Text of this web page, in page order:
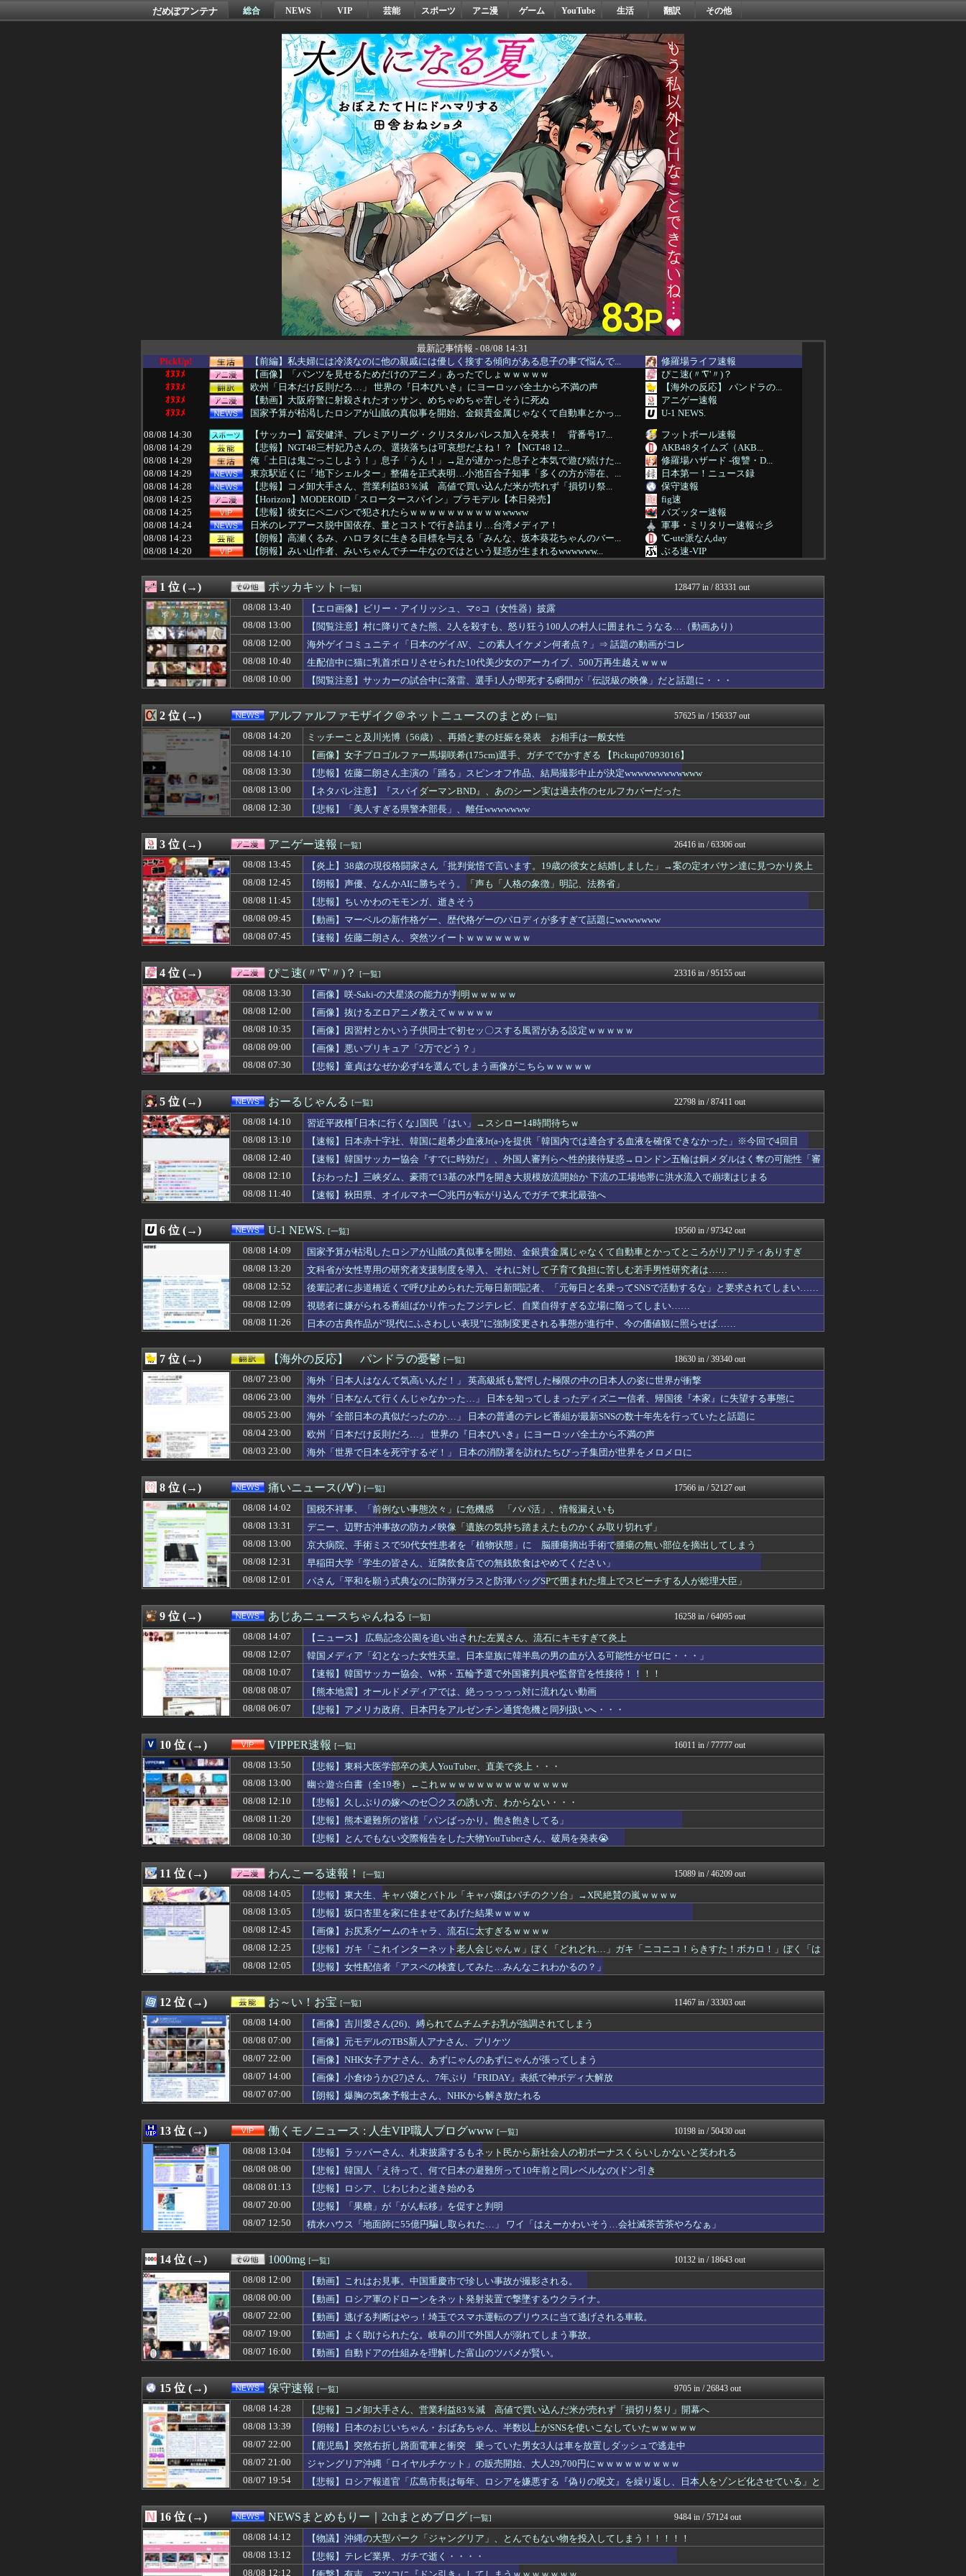
だめぽアンテナ 総合 NEWS VIP 芸能 スポーツ アニ漫 ゲーム YouTube 生活 翻訳 その他
最新記事情報 - 08/08 14:31
PickUp!
【前編】私夫婦には冷淡なのに他の親戚には優しく接する傾向がある息子の事で悩んで...
修羅場ライフ速報
ｵﾇﾇﾒ
【画像】「パンツを見せるためだけのアニメ」あったでしょｗｗｗｗｗ
ぴこ速(〃'∇'〃)？
ｵﾇﾇﾒ
欧州「日本だけ反則だろ…」 世界の『日本びいき』にヨーロッパ全土から不満の声
【海外の反応】 パンドラの...
ｵﾇﾇﾒ
【動画】大阪府警に射殺されたオッサン、めちゃめちゃ苦しそうに死ぬ
アニゲー速報
ｵﾇﾇﾒ
国家予算が枯渇したロシアが山賊の真似事を開始、金銀貴金属じゃなくて自動車とかっ...
U-1 NEWS.
08/08 14:30
【サッカー】冨安健洋、プレミアリーグ・クリスタルパレス加入を発表！ 背番号17...
フットボール速報
08/08 14:29
【悲報】NGT48三村妃乃さんの、選抜落ちは可哀想だよね！？【NGT48 12...
AKB48タイムズ（AKB...
08/08 14:29
俺「土日は鬼ごっこしよう！」息子「うん！」→足が遅かった息子と本気で遊び続けた...
修羅場ハザード -復讐・D...
08/08 14:29
東京駅近くに「地下シェルター」整備を正式表明…小池百合子知事「多くの方が滞在、...
日本第一！ニュース録
08/08 14:28
【悲報】コメ卸大手さん、営業利益83％減 高値で買い込んだ米が売れず「損切り祭...
保守速報
08/08 14:25
【Horizon】MODEROID「スロータースパイン」プラモデル【本日発売】
fig速
08/08 14:25
【悲報】彼女にペニバンで犯されたらｗｗｗｗｗｗｗｗｗｗwwww
バズッター速報
08/08 14:24
日米のレアアース脱中国依存、量とコストで行き詰まり…台湾メディア！
軍事・ミリタリー速報☆彡
08/08 14:23
【朗報】高瀬くるみ、ハロヲタに生きる目標を与える「みんな、坂本葵花ちゃんのバー...
℃-ute派なんday
08/08 14:20
【朗報】みい山作者、みいちゃんでチー牛なのではという疑惑が生まれるwwwwww...
ぶる速-VIP
08/08 14:20
小池百合子知事、今年も朝鮮人虐殺に追悼文送らず 関東大震災「毎年同じ、全ての方...
キムチ速報
08/08 14:19
小津玲奈ちゃんがあやてぃーとの思い出を語る！！！【乃木坂46】
坂道情報通～乃木坂46まと...
08/08 14:19
【画像】佐倉綾音(32)、自分のシコポイントに気がつくwwwwwww
08/08 14:19
【画像】あのちゃんの後ろ姿、「デカい」「いや普通」で大論争ｗｗｗｗ
芸能人の気になる噂
08/08 14:18
【悲報】デスノートの夜神月さん、ぶっちゃけガチで正しかったｗｗｗｗ
アニはつ -アニメ発信場-
08/08 14:15
住み込み先の工場には、女性に異常なほど馴れ馴れしいおっさんがいた。周囲も困り果...
鬼女の宅配便 - 修羅場・...
08/08 14:15
積水ハウス「地面師に55億円騙し取られた…」ワイ「はえーかわいそう…会社滅茶苦...
まとめCUP
08/08 14:12
【物議】沖縄の大型パーク「ジャングリア」、とんでもない物を投入してしまう！！！...
NEWSまとめもりー｜2c...
08/08 14:12
嫁が頻繁に転職するせいで俺が職場で恥をかいてる理由がこれ・・・
浮気ちゃんねる
08/08 14:10
【画像】秘湯ロマンに出てる秦瑞穂、極小パンティ尻がHすぎる
まとめ芸能＠美女画像まとめ...
08/08 14:10
【驚愕】名作『HUNTER×HUNTER』凄い事に気付いたｗｗｗｗ「ハンターハ...
デジタルニューススレッド
08/08 14:10
【悲報】39歳の俺、21歳の彼女に振り回されて限界…その理由がコレｗｗｗｗ
08/08 14:10
ゴマゾウってよく見たら結構可愛くない？
アルセウス速報＠ポケモンま...
08/08 14:10
【動画】JKさん、M字開脚しながら登校するｗｗｗwｗｗｗｗｗｗｗｗ❤
なんJミュージアム
08/08 14:10
【画像】女子プロゴルファー馬場咲希(175cm)選手、ガチででかすぎる 【Pi...
アルファルファモザイク＠ネ...
08/08 14:10
【琵琶湖三市同時花火大会】花火大会は本当に開催されるのか…ＨＰで観覧券販売も消...
かせまと！
08/08 14:10
習近平政権｢日本に行くな｣国民「はい」→スシロー14時間待ちｗ
おーるじゃんる
08/08 14:09
国家予算が枯渇したロシアが山賊の真似事を開始、金銀貴金属じゃなくて自動車とかっ...
08/08 14:07
【ニュース】 広島記念公園を追い出された左翼さん、流石にキモすぎて炎上
あじあニュースちゃんねる
08/08 14:06
入院中の息子がいるネトゲ仲間にSwitchを譲った。それから数年後、病気で生活...
修羅場ライフ速報
08/08 14:06
【朗報】誤って脳幹を摘出された女性､重篤な植物状態だが､意識は正常で何かを思考...
資格ちゃんねる
08/08 14:06
【動画】野犬の群れに襲われた男性、とんでもない方法で制圧するｗｗｗｗｗｗｗ
まにゅそく 2chまとめニ...
08/08 14:05
【動画】野球観戦女子さん、えちえちダンスのシコリティが高すぎたｗｗｗｗｗｗ
08/08 14:05
【朗報】NIKKEとペルソナのえちえちコラボ、実装キャラ発表ｗｗｗ
08/08 14:05
【悲報】東大生、キャバ嬢とバトル「キャバ嬢はパチのクソ台」→X民絶賛の嵐ｗｗｗ...
わんこーる速報！
08/08 14:05
【FGO】邪馬台国の魔王。卑弥呼の強化つよい…デスチェンジしないなら最適クリサ...
FGOまとめ速報
08/08 14:05
【悲報】居酒屋「6人で長居して会計4939円！喋りたいだけなら公園に行ってくれ...
08/08 14:03
【琵琶湖三市同時花火大会】花火大会は本当に開催されるのか…ＨＰで観覧券販売も消...
watch＠２ちゃんねる
08/08 14:03
レストランで毎回ハムトーストを頼む夫に料理を勧めると大半を持っていかれる。そし...
修羅の華-家庭・生活まとめ
08/08 14:02
国税不祥事、「前例ない事態次々」に危機感 「パパ活」、情報漏えいも
08/08 14:02
【ガンダムBD Re:RISE】もう6年前の作品ってマジか！
GUNDAM.LOG｜ガン...
08/08 14:01
【AM4】さすがにDDR5へ乗り換えるタイミング逃し感が半端ない
08/08 14:01
【悲報】『自認レイブンクロー』 ← こいつらのタチ悪い率は異常
08/08 14:00
【衝撃】京大病院で正常な脳組織を誤摘出された50代女性、手足も動かせず自発呼吸...
08/08 14:00
【朗報】及川光博さん（56）結婚ｗｗｗｗｗ
キニ速
08/08 14:00
【ラブライブ！】俺はこの衣装の再現を諦めてないぞ【蓮ノ空】
08/08 14:00
ドラクエのゼシカとかいう人気キャラwww
ああ言えばForYou
08/08 14:00
【悲報】ナカイドさん、SAO新作にブチギレか……
ゲーム実況者速報＠YouT...
08/08 14:00
【にじさんじ】五木、長尾に表計算ソフトの便利さを理解らせる『エクセルに感動して...
08/08 14:00
小川彩、始球式で性的すぎる太もも公開wwwwwwwww
乃木通 乃木坂46櫻坂46...
【にじ甲2026】新台附属フリーズ高校にふさわしい激アツ寄せ書きで全力応援！
Vtuberまとめるよ～ん
08/08 14:00
ドン・キホーテ露店「うなぎのかば焼き」で食中毒 男女14人が発熱や腹痛など訴え...
明日は何を食べようか
08/08 14:00
【朗報】オタク、秋葉原に大集結ｗｗｗｗｗｗｗｗｗｗｗｗｗｗｗｗｗｗｗ
アナ速‐女子アナ画像速報
08/08 14:00
PlayStation®のキャラクターたちは、みんなで海に行くそうですよ🚃
ゆるゲーマー遅報
08/08 14:00
【画像】セブンイレブン、ついに神商品を販売ｗｗｗ
08/08 14:00
【早稲田】“無銭飲食”複数の早大生が関与か 大学が異例の注意喚起
08/08 14:00
『MARVEL Tōkon: Fighting Souls』デッドプールになら...
けおけお速報
08/08 14:00
韓国人「まさか…W杯視聴に4900ウォン払えって？国民が殺到するはずが、NAV...
韓国ニュース反応まとめ
【衝撃】韓国人「大谷の今の成績、漫画でもこうはならない」
ニチカン！
08/08 14:00
【画像】吉川愛さん(26)、縛られてムチムチお乳が強調されてしまう
お～い！お宝
08/08 14:00
【東京】東京駅近くに「地下シェルター」整備を正式表明…小池百合子知事「多くの方...
常識的に考えた
08/08 14:00
【朗報】金曜ロードショーで8番出口が地上波初放送wwwwwwwww
カンダタ速報
08/08 13:59
【画像】クソ親「うちの子には絶対にゲームさせないしテレビも見させない！！！！！...
まとめたニュース
08/08 13:57
ツーリング中に軽自動車から執拗な煽り運転を受けていた。その数分後、思わぬ結末を...
素敵な鬼女様
08/08 13:55
中国SNS「アニメの世界が現実に」日本の高校生の様子に「青春」「うらやましい」...
国難にあってもの申す！！
08/08 13:50
【ヤバ過ぎ】有名生き物YouTuber、不倫相手が未成年と知ってドン引きの結末...
08/08 13:50
【悲報】東科大医学部卒の美人YouTuber、直美で炎上・・・
VIPPER速報
08/08 13:50
SES10年目のワイ、転職するか迷う
思考ちゃんねる
08/08 13:48
誤って脳幹を摘出された女性､重篤な植物状態だが､意識は正常で何かを思考している...
ラビット速報
【炎上】38歳の現役格闘家さん「批判覚悟で言います。19歳の彼女と結婚しました...
アニゲー速報
08/08 13:45
お弁当の思い出
08/08 13:45
SES10年目のワイ、転職するか迷う
V速ニュップ
08/08 13:42
9連休で良い
理想ちゃんねる
08/08 13:40
【修羅場】母『久々に会わない？』俺「いいよ」→ 小さいころに生き別れた母と妹が...
修羅ママ速報
08/08 13:40
中国人の子供が溺れ、周りに助けを乞う父親と、スマホを向けてインプレ稼ぎの見物人
08/08 13:40
【エロ画像】ビリー・アイリッシュ、マ○コ（女性器）披露
08/08 13:40
こんなんで支持されると思ってんの？ 〜 《お子様ランチの日の丸はどうなるの？》...
08/08 13:39
嫁「そのLINE気持ち悪い！離婚して！」俺「ウワキじゃないのに？」→ママ友との...
鬼女はみた -修羅場・恋愛...
08/08 13:39
【朗報】日本のおじいちゃん・おばあちゃん、半数以上がSNSを使いこなしていたｗ...
保守速報
08/08 13:39
毎日可愛くて美人だと言ってくれる夫。いつフィルターが外れて私がただのデブスおば...
08/08 13:38
【悲報】小野田紀美大臣「外国人が予想以上に増えている！」 ← 自民党が自ら受け...
政経ワロスまとめニュース♪
08/08 13:38
シュート選手が結婚を発表、ネモ選手とウメハラ選手が婚姻届の証人に。
チゲ速
08/08 13:35
ハードオフで3000円のこのノートパソコン見つけたんだけどどうですか？
ガジェット2ch
08/08 13:35
【速報】ウマ娘声優さん、結婚ｗｗｗｗｗｗｗｗ
ぐら速 -声優まとめ速報-
08/08 13:35
【驚愕】インスタ女さん、とんでもないものをアップしてしまいコメ欄閉鎖ｗｗｗｗｗ...
国税職員、税務調査で知り合った女性から1億5000万円を受け取り、競艇で3億円...
ゴールデンタイムズ
メッシは「史上最高の男子アスリート」か W杯で圧巻の活躍を受けて米メディアが称...
筋肉速報
08/08 13:33
【ｼｺ動画】和服の巨乳女さん、ノーブラお○ぱいがエ口過ぎるｗｗｗｗｗｗｗｗｗｗ...
08/08 13:33
【おすすめ漫画】ご注文はうさぎですか癒される・・・・
08/08 13:32
夫婦の営みがなくなった理由 2位は「自分がしたくなくなった」、1位は…
いたしん！
08/08 13:31
【悲報】外人の「医療費未払い」が多すぎて病院が外人の治療を断るようになってしま...
おうまがタイムズ
08/08 13:31
デニー、辺野古沖事故の防カメ映像「遺族の気持ち踏まえたものかくみ取り切れず」
痛いニュース(ﾉ∀`)
08/08 13:31
【ウマ娘】ライトオの水着は叡智なスリングショットじゃなくて多分これ。
ウマ娘まとめ速報うまろぐ
08/08 13:30
【悲報】佳子さま、あやうく「おパンツ」がお見えになってしまうwwwww
08/08 13:30
【にじ甲2026】なんで椎名さんの☆は伸び悩んだんや？
08/08 13:30
今シーズン ソフトバンクに8勝3敗だった西武ライオンズさん 気が付いたら9勝9...
日刊やきう速報
08/08 13:30
【画像】咲-Saki-の大星淡の能力が判明ｗｗｗｗｗ
08/08 13:30
【朗報】SAROS、完売！
08/08 13:30
【悲報】佐藤二朗さん主演の「踊る」スピンオフ作品、結局撮影中止が決定wwwww...
アルファルファモザイク＠ネ...
08/08 13:30
◆リーガ◆スペイン代表ＭＦロドリ、レアル入り目前から一転、バルサ加入へ 現地メ...
WorldFootball...
08/08 13:30
【家族内争い】嫁のピアノを兄嫁が欲しがり親も譲れと言い出した結果…ｗｗｗｗ
気団まとめ-噫無情-｜嫁・...
08/08 13:30
【悲報】佐藤二朗さん、Ｘを更新「妻から『ハグでもしてみっか』と言われました」ｗ...
キニ速
08/08 13:30
[セガサミーHD]2027年3月期 第1四半期 決算関連資料公開。ゲーム事業は...
PlaySphere | ...
08/08 13:30
スロッターさん「とある魔術の禁書目録2は喰種を超える事を意識して作ってるだけあ...
08/08 13:30
【祝】ナリタブライアン役の衣川里佳さんがご結婚！おめでとうございます！
ウマ娘うまぴょい速報
08/08 13:29
好きな芸能人やスポーツ選手を挙げるたびに「Ｂ専」と決めつけられる私。ちゃんと否...
デジモンがここにきて過去最高益、2000年のアニメ放送当時を上回る
漫画まとめ速報
参政党、福岡県議選に30人擁立方針 神谷代表「新しい選択肢を」
08/08 13:27
「怒ったら6秒我慢すれば怒りは収まる」って言うけど・・・
ぶる速-VIP
08/08 13:25
「夢のポップスター」公演のセットリストはコチラ！！！
ROMれ！ペンギン(AKB...
08/08 13:25
【悲報】とにかくヤりたくてブスと付き合ったらｗｗｗｗｗｗｗｗｗｗｗwwww
バズッター速報
08/08 13:23
ショートスリーパー堀大輔、涙を流す
08/08 13:21
【悲報】佐藤二朗さん主演の「踊る」スピンオフ作品、結局撮影中止が決定wwwww...
08/08 13:20
文科省が女性専用の研究者支援制度を導入、それに対して子育て負担に苦しむ若手男性...
U-1 NEWS.
08/08 13:19
金川紗耶ちゃん、ぎっくり腰のお知らせ…【乃木坂46】
坂道情報通～乃木坂46まと...
08/08 13:19
これでほぼナムル
08/08 13:18
でも大野愛実センターならぶっちゃけ逆転ホームランだろ
08/08 13:18
ワイ「オラーッ！手マンでイケオラーッ！」彼女「ま、待ってワイくんッ！」→こうな...
まとめCUP
08/08 13:15
義姉「介護はできないけど、費用は私が負担するから」私「その言葉だけでも救われま...
鬼女の宅配便 - 修羅場・...
08/08 13:14
【琵琶湖三市同時花火大会】花火大会は本当に開催されるのか…ＨＰで観覧券販売も消...
資格ちゃんねる
08/08 13:12
【悲報】テレビ業界、ガチで逝く・・・・
NEWSまとめもりー｜2c...
08/08 13:12
夫の不倫で離婚確定へ。だが夫が離婚するならお前の貯金1800万円を財産分与しろ...
08/08 13:11
ドジャース・スコット、2アウト満塁のピンチでアレナドを空振り三振！！！！！！！...
なんじぇいスタジアム＠なん...
08/08 13:10
【唖然】離婚した元旦那からのメールがヤバすぎた結果ｗｗｗｗ
気団まとめ-噫無情-｜嫁・...
08/08 13:10
ドイツ空港のウクライナ輸送機に自爆ドローン接近、見つけた空港職員が蹴り落とす…...
08/08 13:10
【画像】最上級白人さん、あまりにも美しすぎるｗｗｗｗｗｗｗｗｗｗｗｗ
なんJミュージアム
08/08 13:10
【速報】日本赤十字社、韓国に超希少血液Jr(a-)を提供「韓国内では適合する血...
おーるじゃんる
08/08 13:09
【悲報】クレしん映画、再び暗黒期に突入してしまう
ぶる速-VIP
08/08 13:09
【埼玉】憂国の士、河合ゆうすけ市議、 埼玉県知事選に立候補表明
コノユビニュース｜みんなの...
08/08 13:09
#ずしり8周年：〗うちらも９年目！魔界ノりりむ×葛葉×椎名唯華
トレンドの通り道
08/08 13:06
婚活サイトで見つけた美人な19歳がバツイチで子供2人だった。マジメな男と出会え...
08/08 13:05
【胸糞】北海道江別大学生殺人事件、主犯格の川口被告(19)に無期懲役の判決
08/08 13:05
『ドラクエ』で一番有能なキャラを思い浮かべてみてください
げぇ速
08/08 13:05
【画像】爆乳美女さん、とんでもないお乳で映画館へ行ってしまうｗｗｗｗｗｗ
女子アナお宝画像速報－5c...
08/08 13:05
【悲報】坂口杏里を家に住ませてあげた結果ｗｗｗｗ
08/08 13:05
正直、三笘と久保と南野がいたらブラジルに勝ててた件ｗｗｗｗｗｗｗｗｗ
08/08 13:04
【悲報】ラッパーさん、札束披露するもネット民から新社会人の初ボーナスくらいしか...
働くモノニュース : 人生...
08/08 13:03
【悲報】結婚式の衣装合わせに向かった夫婦「何度も何度も追突され…何が目的か本当... watch＠２ちゃんねる
1 位 (→) ポッカキット [一覧] 128477 in / 83331 out
08/08 13:40
【エロ画像】ビリー・アイリッシュ、マ○コ（女性器）披露
08/08 13:00
【閲覧注意】村に降りてきた熊、2人を殺すも、怒り狂う100人の村人に囲まれこうなる…（動画あり）
08/08 12:00
海外ゲイコミュニティ「日本のゲイAV、この素人イケメン何者点？」⇒ 話題の動画がコレ
08/08 10:40
生配信中に猫に乳首ポロリさせられた10代美少女のアーカイブ、500万再生越えｗｗｗ
08/08 10:00
【閲覧注意】サッカーの試合中に落雷、選手1人が即死する瞬間が「伝説級の映像」だと話題に・・・
2 位 (→) アルファルファモザイク＠ネットニュースのまとめ [一覧] 57625 in / 156337 out
08/08 14:20
ミッチーこと及川光博（56歳）、再婚と妻の妊娠を発表 お相手は一般女性
08/08 14:10
【画像】女子プロゴルファー馬場咲希(175cm)選手、ガチででかすぎる 【Pickup07093016】
08/08 13:30
【悲報】佐藤二朗さん主演の「踊る」スピンオフ作品、結局撮影中止が決定wwwwwwwwwwww
08/08 13:00
【ネタバレ注意】『スパイダーマンBND』、あのシーン実は過去作のセルフカバーだった
08/08 12:30
【悲報】「美人すぎる県警本部長」、離任wwwwwww
3 位 (→) アニゲー速報 [一覧] 26416 in / 63306 out
08/08 13:45
【炎上】38歳の現役格闘家さん「批判覚悟で言います。19歳の彼女と結婚しました」→案の定オバサン達に見つかり炎上
08/08 12:45
【朗報】声優、なんかAIに勝ちそう。「声も「人格の象徴」明記、法務省」
08/08 11:45
【悲報】ちいかわのモモンガ、逝きそう
08/08 09:45
【動画】マーベルの新作格ゲー、歴代格ゲーのパロディが多すぎて話題にwwwwwww
08/08 07:45
【速報】佐藤二朗さん、突然ツイートｗｗｗｗｗｗｗ
4 位 (→) ぴこ速(〃'∇'〃)？ [一覧] 23316 in / 95155 out
08/08 13:30
【画像】咲-Saki-の大星淡の能力が判明ｗｗｗｗｗ
08/08 12:00
【画像】抜けるヱロアニメ教えてｗｗｗｗｗ
08/08 10:35
【画像】因習村とかいう子供同士で初セッ〇スする風習がある設定ｗｗｗｗｗ
08/08 09:00
【画像】悪いプリキュア「2万でどう？」
08/08 07:30
【悲報】童貞はなぜか必ず4を選んでしまう画像がこちらｗｗｗｗｗ
5 位 (→) おーるじゃんる [一覧] 22798 in / 87411 out
08/08 14:10
習近平政権｢日本に行くな｣国民「はい」→スシロー14時間待ちｗ
08/08 13:10
【速報】日本赤十字社、韓国に超希少血液Jr(a-)を提供「韓国内では適合する血液を確保できなかった」※今回で4回目
08/08 12:40
【速報】韓国サッカー協会『すでに時効だ』、外国人審判らへ性的接待疑惑→ロンドン五輪は銅メダルはく奪の可能性「審
判の国籍は日本、UAE、イラン」
08/08 12:10
【おわった】三峡ダム、豪雨で13基の水門を開き大規模放流開始か 下流の工場地帯に洪水流入で崩壊はじまる
08/08 11:40
【速報】秋田県、オイルマネー◯兆円が転がり込んでガチで東北最強へ
6 位 (→) U-1 NEWS. [一覧] 19560 in / 97342 out
08/08 14:09
国家予算が枯渇したロシアが山賊の真似事を開始、金銀貴金属じゃなくて自動車とかってところがリアリティありすぎ
る……
08/08 13:20
文科省が女性専用の研究者支援制度を導入、それに対して子育て負担に苦しむ若手男性研究者は……
08/08 12:52
後輩記者に歩道橋近くで呼び止められた元毎日新聞記者、「元毎日と名乗ってSNSで活動するな」と要求されてしまい……
08/08 12:09
視聴者に嫌がられる番組ばかり作ったフジテレビ、自業自得すぎる立場に陥ってしまい……
08/08 11:26
日本の古典作品が”現代にふさわしい表現”に強制変更される事態が進行中、今の価値観に照らせば……
7 位 (→) 【海外の反応】 パンドラの憂鬱 [一覧] 18630 in / 39340 out
08/07 23:00
海外「日本人はなんて気高いんだ！」 英高級紙も驚愕した極限の中の日本人の姿に世界が衝撃
08/06 23:00
海外「日本なんて行くんじゃなかった…」 日本を知ってしまったディズニー信者、帰国後『本家』に失望する事態に
08/05 23:00
海外「全部日本の真似だったのか…」 日本の普通のテレビ番組が最新SNSの数十年先を行っていたと話題に
08/04 23:00
欧州「日本だけ反則だろ…」 世界の『日本びいき』にヨーロッパ全土から不満の声
08/03 23:00
海外「世界で日本を死守するぞ！」 日本の消防署を訪れたちびっ子集団が世界をメロメロに
8 位 (→) 痛いニュース(ﾉ∀`) [一覧] 17566 in / 52127 out
08/08 14:02
国税不祥事、「前例ない事態次々」に危機感 「パパ活」、情報漏えいも
08/08 13:31
デニー、辺野古沖事故の防カメ映像「遺族の気持ち踏まえたものかくみ取り切れず」
08/08 13:00
京大病院、手術ミスで50代女性患者を「植物状態」に 脳腫瘍摘出手術で腫瘍の無い部位を摘出してしまう
08/08 12:31
早稲田大学「学生の皆さん、近隣飲食店での無銭飲食はやめてください」
08/08 12:01
パさん「平和を願う式典なのに防弾ガラスと防弾バッグSPで囲まれた壇上でスピーチする人が総理大臣」
9 位 (→) あじあニュースちゃんねる [一覧] 16258 in / 64095 out
08/08 14:07
【ニュース】 広島記念公園を追い出された左翼さん、流石にキモすぎて炎上
08/08 12:07
韓国メディア「幻となった女性天皇。日本皇族に韓半島の男の血が入る可能性がゼロに・・・」
08/08 10:07
【速報】韓国サッカー協会、W杯・五輪予選で外国審判員や監督官を性接待！！！！
08/08 08:07
【熊本地震】オールドメディアでは、絶っっっっっ対に流れない動画
08/08 06:07
【悲報】アメリカ政府、日本円をアルゼンチン通貨危機と同列扱いへ・・・
10 位 (→) VIPPER速報 [一覧] 16011 in / 77777 out
08/08 13:50
【悲報】東科大医学部卒の美人YouTuber、直美で炎上・・・
08/08 13:00
幽☆遊☆白書（全19巻）←これｗｗｗｗｗｗｗｗｗｗｗｗｗｗ
08/08 12:10
【悲報】久しぶりの嫁へのセ◯クスの誘い方、わからない・・・
08/08 11:20
【悲報】熊本避難所の皆様「パンばっかり。飽き飽きしてる」
08/08 10:30
【悲報】とんでもない交際報告をした大物YouTuberさん、破局を発表😭
11 位 (→) わんこーる速報！ [一覧] 15089 in / 46209 out
08/08 14:05
【悲報】東大生、キャバ嬢とバトル「キャバ嬢はパチのクソ台」→X民絶賛の嵐ｗｗｗｗ
08/08 13:05
【悲報】坂口杏里を家に住ませてあげた結果ｗｗｗｗ
08/08 12:45
【画像】お尻系ゲームのキャラ、流石に太すぎるｗｗｗｗ
08/08 12:25
【悲報】ガキ「これインターネット老人会じゃんｗ」ぼく「どれどれ…」ガキ「ニコニコ！らきすた！ボカロ！」ぼく「は
ぁ…」
08/08 12:05 【悲報】女性配信者「アスペの検査してみた…みんなこれわかるの？」
12 位 (→) お～い！お宝 [一覧] 11467 in / 33303 out
08/08 14:00
【画像】吉川愛さん(26)、縛られてムチムチお乳が強調されてしまう
08/08 07:00
【画像】元モデルのTBS新人アナさん、プリケツ
08/07 22:00
【画像】NHK女子アナさん、あずにゃんのあずにゃんが張ってしまう
08/07 14:00
【画像】小倉ゆうか(27)さん、7年ぶり『FRIDAY』表紙で神ボディ大解放
08/07 07:00
【朗報】爆胸の気象予報士さん、NHKから解き放たれる
13 位 (→) 働くモノニュース : 人生VIP職人ブログwww [一覧] 10198 in / 50430 out
08/08 13:04
【悲報】ラッパーさん、札束披露するもネット民から新社会人の初ボーナスくらいしかないと笑われる
08/08 08:00
【悲報】韓国人「え待って、何で日本の避難所って10年前と同レベルなの(ドン引き
08/08 01:13
【悲報】ロシア、じわじわと逝き始める
08/07 20:00
【悲報】「果糖」が「がん転移」を促すと判明
08/07 12:50
積水ハウス「地面師に55億円騙し取られた…」 ワイ「はえーかわいそう…会社滅茶苦茶やろなぁ」
14 位 (→) 1000mg [一覧] 10132 in / 18643 out
08/08 12:00
【動画】これはお見事。中国重慶市で珍しい事故が撮影される。
08/08 00:00
【動画】ロシア軍のドローンをネット発射装置で撃墜するウクライナ。
08/07 22:00
【動画】逃げる判断はやっ！埼玉でスマホ運転のプリウスに当て逃げされる車載。
08/07 19:00
【動画】よく助けられたな。岐阜の川で外国人が溺れてしまう事故。
08/07 16:00
【動画】自動ドアの仕組みを理解した富山のツバメが賢い。
15 位 (→) 保守速報 [一覧] 9705 in / 26843 out
08/08 14:28
【悲報】コメ卸大手さん、営業利益83％減 高値で買い込んだ米が売れず「損切り祭り」開幕へ
08/08 13:39
【朗報】日本のおじいちゃん・おばあちゃん、半数以上がSNSを使いこなしていたｗｗｗｗｗ
08/07 22:00
【鹿児島】突然右折し路面電車と衝突 乗っていた男女3人は車を放置しダッシュで逃走中
08/07 21:00
ジャングリア沖縄「ロイヤルチケット」の販売開始、大人29,700円にｗｗｗｗｗｗｗｗｗ
08/07 19:54
【悲報】ロシア報道官「広島市長は毎年、ロシアを嫌悪する『偽りの呪文』を繰り返し、日本人をゾンビ化させている」と
16 位 (→) NEWSまとめもりー｜2chまとめブログ [一覧] 9484 in / 57124 out
08/08 14:12
【物議】沖縄の大型パーク「ジャングリア」、とんでもない物を投入してしまう！！！！！
08/08 13:12
【悲報】テレビ業界、ガチで逝く・・・・
08/08 12:12